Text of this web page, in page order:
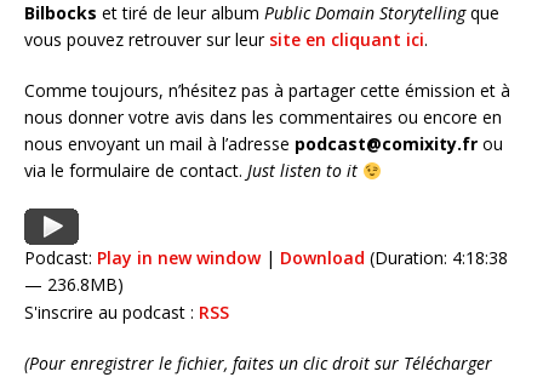
Bilbocks et tiré de leur album Public Domain Storytellingque
vous pouvez retrouver sur leur site en cliquant ici.
Comme toujours, n’hésitez pas à partager cette émission et à
nous donner votre avis dans les commentaires ou encore en
nous envoyant un mail à l’adresse podcast@comixity.fr ou
via le formulaire de contact. Just listen to it
Podcast: Play in new window| Download (Duration: 4:18:38
— 236.8MB)
S'inscrire au podcast : RSS
(Pour enregistrer le fichier, faites un clic droit sur Télécharger